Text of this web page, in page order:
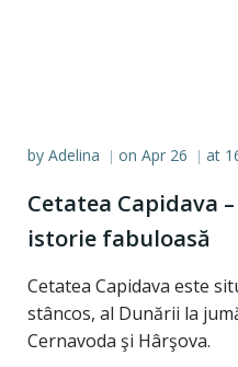
by Adelina | on Apr 26 | at
Cetatea Capidava
istorie fabuloasă
Cetatea Capidava este
stâncos, al Dunării la
Cernavoda şi Hârşova.